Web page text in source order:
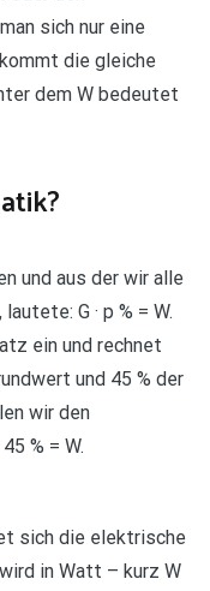
sich nur eine
die gleiche
dem W bedeutet
und aus der wir alle
G · p % = W.
ein und rechnet
und 45 % der
wir den
% = W.
sich die elektrische
in Watt – kurz W